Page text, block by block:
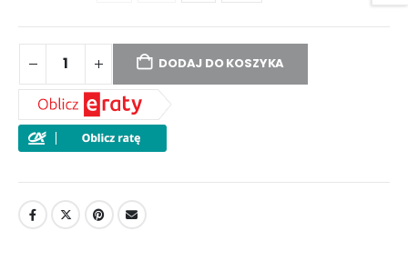
DODAJ DO KOSZYKA